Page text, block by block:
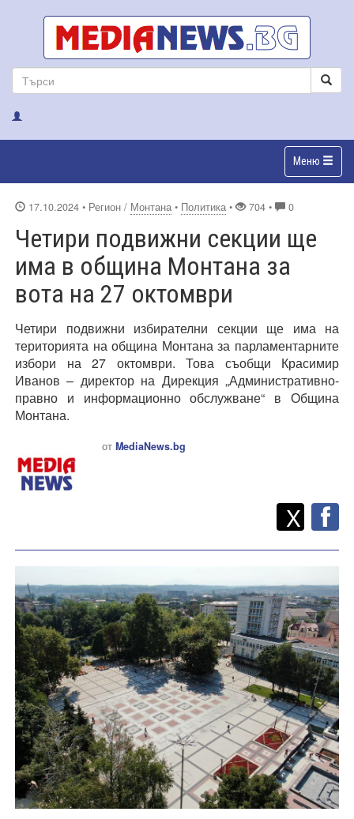
Меню
17.10.2024 • Регион / Монтана • Политика • 704 • 0
Четири подвижни секции ще
има в община Монтана за
вота на 27 октомври
Четири подвижни избирателни секции ще има на
територията на община Монтана за парламентарните
избори на 27 октомври. Това съобщи Красимир
Иванов – директор на Дирекция „Административно-
правно и информационно обслужване“ в Община
Монтана.
от MediaNews.bg
Споделете
X